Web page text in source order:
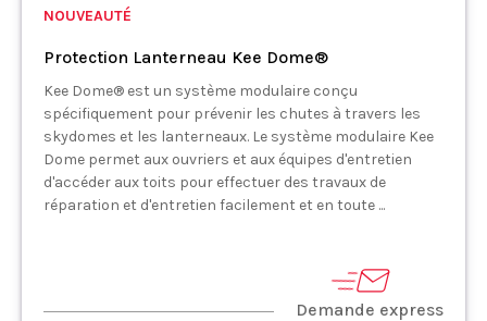
NOUVEAUTÉ
Protection Lanterneau Kee Dome®
Kee Dome® est un système modulaire conçu
spécifiquement pour prévenir les chutes à travers les
skydomes et les lanterneaux. Le système modulaire Kee
Dome permet aux ouvriers et aux équipes d'entretien
d'accéder aux toits pour effectuer des travaux de
réparation et d'entretien facilement et en toute ...
Demande express